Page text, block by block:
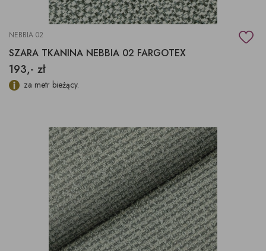
NEBBIA 02
SZARA TKANINA NEBBIA 02 FARGOTEX
193,- zł
za metr bieżący.